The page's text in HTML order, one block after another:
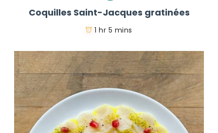
Coquilles Saint-Jacques gratinées
1 hr 5 mins